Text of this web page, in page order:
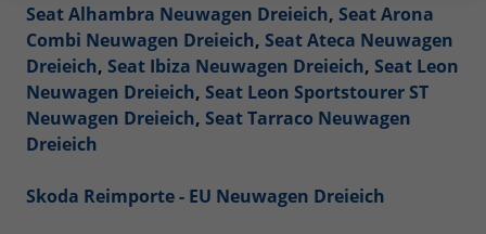
Seat Alhambra Neuwagen Dreieich, Seat Arona
Combi Neuwagen Dreieich, Seat Ateca Neuwagen
Dreieich, Seat Ibiza Neuwagen Dreieich, Seat Leon
Neuwagen Dreieich, Seat Leon Sportstourer ST
Neuwagen Dreieich, Seat Tarraco Neuwagen
Dreieich
Skoda Reimporte - EU Neuwagen Dreieich